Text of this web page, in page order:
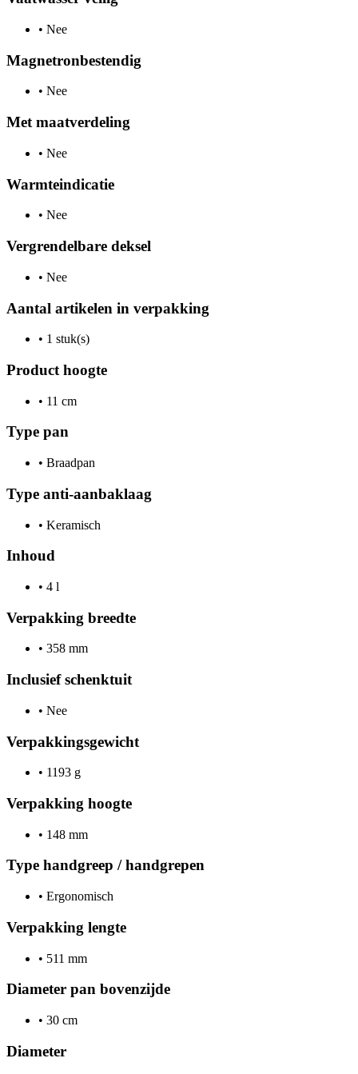
• Nee
Magnetronbestendig
• Nee
Met maatverdeling
• Nee
Warmteindicatie
• Nee
Vergrendelbare deksel
• Nee
Aantal artikelen in verpakking
• 1 stuk(s)
Product hoogte
• 11 cm
Type pan
• Braadpan
Type anti-aanbaklaag
• Keramisch
Inhoud
• 4 l
Verpakking breedte
• 358 mm
Inclusief schenktuit
• Nee
Verpakkingsgewicht
• 1193 g
Verpakking hoogte
• 148 mm
Type handgreep / handgrepen
• Ergonomisch
Verpakking lengte
• 511 mm
Diameter pan bovenzijde
• 30 cm
Diameter